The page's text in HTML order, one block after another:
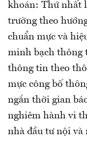
khoán: Thứ nhất
trường theo
chuẩn mực và
minh bạch thông
thông tin theo
mực công bố
ngắn thời gian
nghiêm hành vi
nhà đầu tư nội và